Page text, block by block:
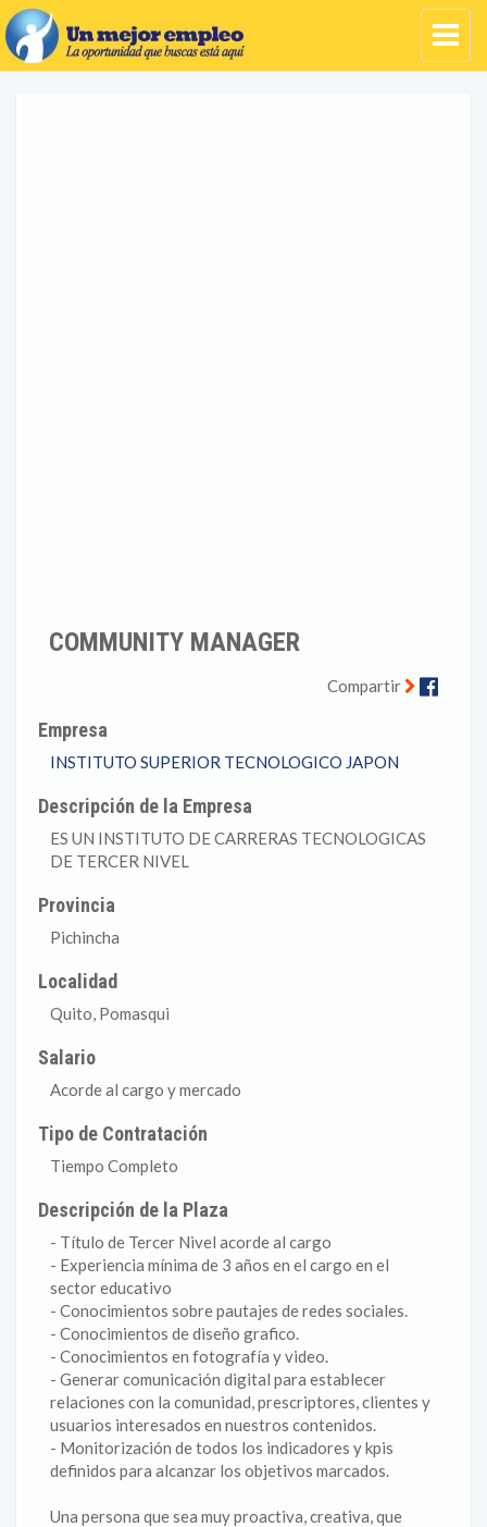
COMMUNITY MANAGER
Compartir
Empresa
INSTITUTO SUPERIOR TECNOLOGICO JAPON
Descripción de la Empresa
ES UN INSTITUTO DE CARRERAS TECNOLOGICAS
DE TERCER NIVEL
Provincia
Pichincha
Localidad
Quito, Pomasqui
Salario
Acorde al cargo y mercado
Tipo de Contratación
Tiempo Completo
Descripción de la Plaza
- Título de Tercer Nivel acorde al cargo
- Experiencia mínima de 3 años en el cargo en el
sector educativo
- Conocimientos sobre pautajes de redes sociales.
- Conocimientos de diseño grafico.
- Conocimientos en fotografía y video.
- Generar comunicación digital para establecer
relaciones con la comunidad, prescriptores, clientes y
usuarios interesados en nuestros contenidos.
- Monitorización de todos los indicadores y kpis
definidos para alcanzar los objetivos marcados.
Una persona que sea muy proactiva, creativa, que